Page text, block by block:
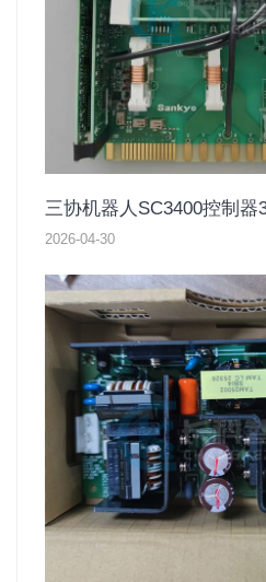
三协机器人SC3400控制器
2026-04-30